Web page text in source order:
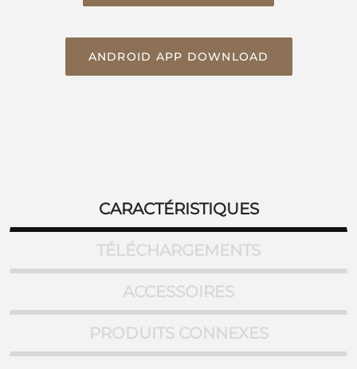
ANDROID APP DOWNLOAD
CARACTÉRISTIQUES
TÉLÉCHARGEMENTS
ACCESSOIRES
PRODUITS CONNEXES